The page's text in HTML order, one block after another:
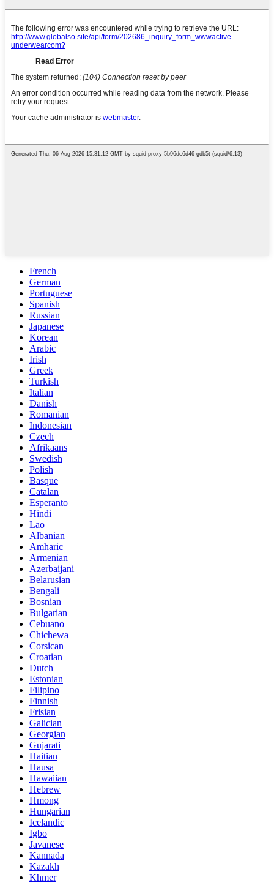
French
German
Portuguese
Spanish
Russian
Japanese
Korean
Arabic
Irish
Greek
Turkish
Italian
Danish
Romanian
Indonesian
Czech
Afrikaans
Swedish
Polish
Basque
Catalan
Esperanto
Hindi
Lao
Albanian
Amharic
Armenian
Azerbaijani
Belarusian
Bengali
Bosnian
Bulgarian
Cebuano
Chichewa
Corsican
Croatian
Dutch
Estonian
Filipino
Finnish
Frisian
Galician
Georgian
Gujarati
Haitian
Hausa
Hawaiian
Hebrew
Hmong
Hungarian
Icelandic
Igbo
Javanese
Kannada
Kazakh
Khmer